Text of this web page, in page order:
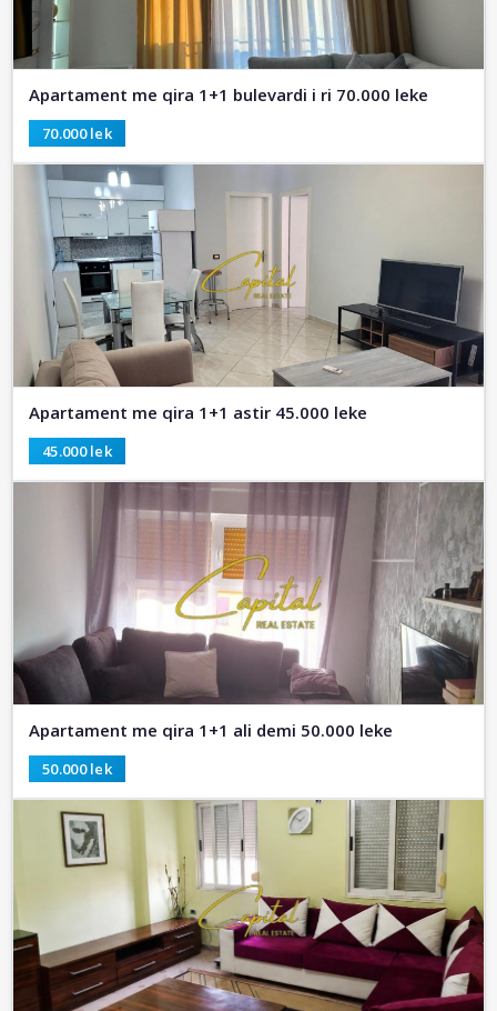
Apartament me qira 1+1 bulevardi i ri 70.000 leke
70.000 lek
Apartament me qira 1+1 astir 45.000 leke
45.000 lek
Apartament me qira 1+1 ali demi 50.000 leke
50.000 lek